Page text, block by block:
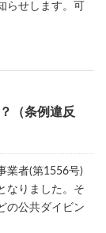
らせします。可
（条例違反
業者(第1556号)
なりました。そ
の公共ダイビン